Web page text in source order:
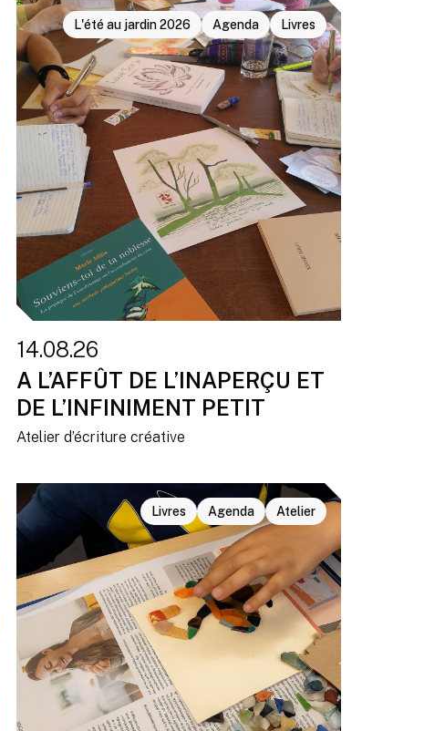
L'été au jardin 2026 Agenda Livres
14.08.26
A L’AFFÛT DE L’INAPERÇU ET
DE L’INFINIMENT PETIT
Atelier d’écriture créative
Livres Agenda Atelier